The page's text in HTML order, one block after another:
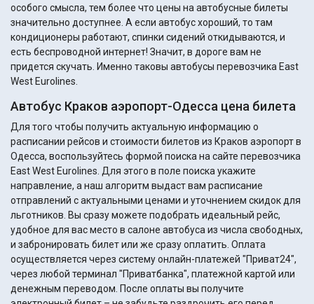
особого смысла, тем более что цены на автобусные билеты
значительно доступнее. А если автобус хороший, то там
кондиционеры работают, спинки сидений откидываются, и
есть беспроводной интернет! Значит, в дороге вам не
придется скучать. Именно таковы автобусы перевозчика East
West Eurolines.
Автобус Краков аэропорт-Одесса цена билета
Для того чтобы получить актуальную информацию о
расписании рейсов и стоимости билетов из Краков аэропорт в
Одесса, воспользуйтесь формой поиска на сайте перевозчика
East West Eurolines. Для этого в поле поиска укажите
направление, а наш алгоритм выдаст вам расписание
отправлений с актуальными ценами и уточнением скидок для
льготников. Вы сразу можете подобрать идеальный рейс,
удобное для вас место в салоне автобуса из числа свободных,
и забронировать билет или же сразу оплатить. Оплата
осуществляется через систему онлайн-платежей "Приват24",
через любой терминал "Приватбанка", платежной картой или
денежным переводом. После оплаты вы получите